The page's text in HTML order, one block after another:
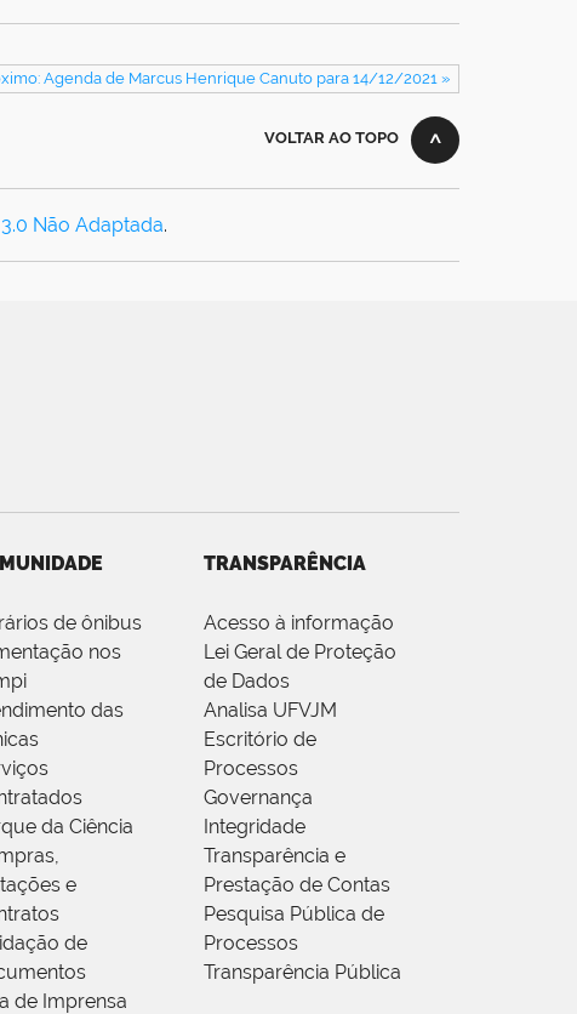
Agenda de Marcus Henrique Canuto para 14/12/2021 »
VOLTAR AO TOPO
Não Adaptada.
de ônibus
nos
das
da Ciência
e
de
de Imprensa
TRANSPARÊNCIA
Acesso à informação
Lei Geral de Proteção
de Dados
Analisa UFVJM
Escritório de
Processos
Governança
Integridade
Transparência e
Prestação de Contas
Pesquisa Pública de
Processos
Transparência Pública